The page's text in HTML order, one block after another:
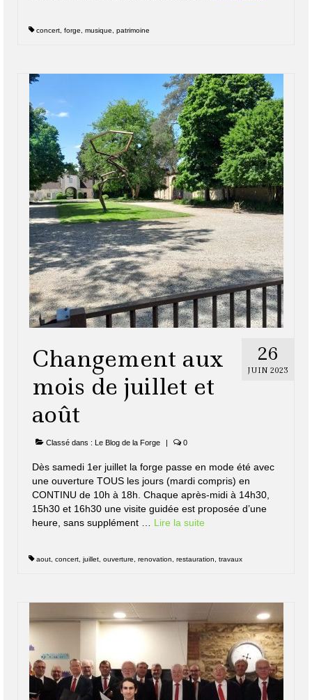
concert forge musique patrimoine
26
JUIN 2023
Changement aux
mois de juillet et
août
Classé dans : Le Blog de la Forge | 0
Dès samedi 1er juillet la forge passe en mode été avec
une ouverture TOUS les jours (mardi compris) en
CONTINU de 10h à 18h. Chaque après-midi à 14h30,
15h30 et 16h30 une visite guidée est proposée d’une
heure, sans supplément … Lire la suite­­
aout concert juillet ouverture renovation restauration travaux